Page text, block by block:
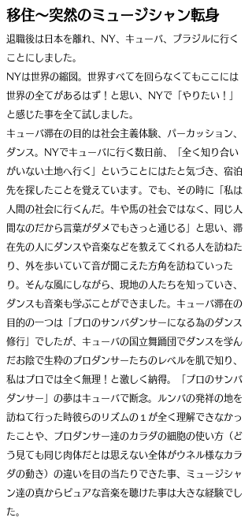
移住〜突然のミュージシャン転身
退職後は日本を離れ、NY、キューバ、ブラジルに行く
ことにしました。
NYは世界の縮図。世界すべてを回らなくてもここには
世界の全てがあるはず！と思い、NYで「やりたい！」
と感じた事を全て試しました。
キューバ滞在の目的は社会主義体験、パーカッション、
ダンス。NYでキューバに行く数日前、「 全く知り合い
がいない土地へ行く」ということにはたと気づき、宿泊
先を探したことを覚えています。でも、その時に「私は
人間の社会に行くんだ。牛や馬の社会ではなく、同じ人
間なのだから言葉がダメでもきっと通じる」と思い、滞
在先の人にダンスや音楽などを教えてくれる人を訪ねた
り、外を歩いていて音が聞こえた方角を訪ねていった
り。そんな風にしながら、現地の人たちを知っていき、
ダンスも音楽も学ぶことができました。キューバ滞在の
目的の一つは「プロのサンバダンサーになる為のダンス
修行」でしたが、 キューバの国立舞踊団でダンスを学ん
だお陰で生粋のプロダンサーたちのレベルを肌で知り、
私はプロでは全く無理！と激しく納得。「プロのサンバ
ダンサー」の夢はキューバで断念。ルンバの発祥の地を
訪ねて行った時彼らのリズムの１が全く理解できなかっ
たことや、プロダンサー達のカラダの細胞の使い方（ど
う見ても同じ肉体だとは思えない全体がウネル様なカラ
ダの動き）の違いを目の当たりできた事、ミュージシャ
ン達の真からピュアな音楽を聴けた事は大きな経験でし
た。